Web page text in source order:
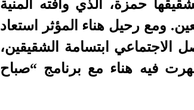
حمزة، الذي وافته المنية
ومع رحيل هناء المؤثر استعاد
الاجتماعي ابتسامة الشقيقين،
فيه هناء مع برنامج “صباح